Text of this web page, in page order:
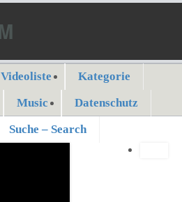
Videoliste
Kategorie
Music
Datenschutz
Suche – Search